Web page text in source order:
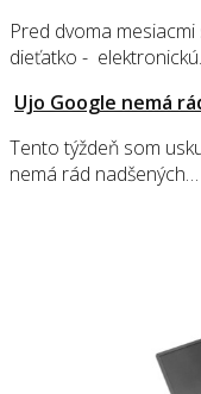
Pred dvoma
dieťatko -
Ujo Google nemá
Tento týždeň som
nemá rád nadšených…